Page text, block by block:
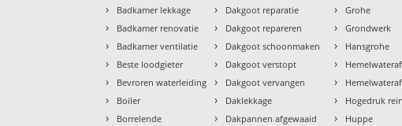
› Badkamer lekkage
› Badkamer renovatie
› Badkamer ventilatie
› Beste loodgieter
› Bevroren waterleiding
› Boiler
› Borrelende
› Dakgoot reparatie
› Dakgoot repareren
› Dakgoot schoonmaken
› Dakgoot verstopt
› Dakgoot vervangen
› Daklekkage
› Dakpannen afgewaaid
› Grohe
› Grondwerk
› Hansgrohe
›
›
› Hogedruk
› Huppe